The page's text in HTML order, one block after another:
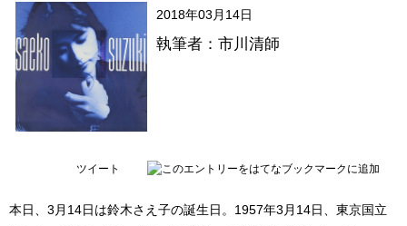
2018年03月14日
執筆者：市川清師
ツイート
本日、3月14日は鈴木さえ子の誕生日。1957年3月14日、東京国立